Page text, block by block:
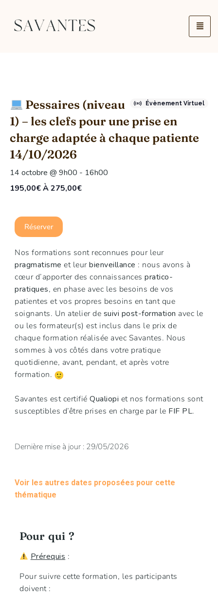
Évènement Virtuel
Pessaires (niveau
1) – les clefs pour une prise en
charge adaptée à chaque patiente
14/10/2026
14 octobre @ 9h00 - 16h00
195,00€ À 275,00€
Réserver
Nos formations sont reconnues pour leur
pragmatisme et leurbienveillance : nous avons à
cœur d’apporter des connaissances pratico-
pratiques, en phase avec les besoins de vos
patientes et vos propres besoins en tant que
soignants. Un atelier de suivi post-formation avec le
ou les formateur(s) est inclus dans le prix de
chaque formation réalisée avec Savantes. Nous
sommes à vos côtés dans votre pratique
quotidienne, avant, pendant, et après votre
formation.
Savantes est certifié Qualiopi et nos formations sont
susceptibles d’être prises en charge par le FIF PL.
Dernière mise à jour : 29/05/2026
Voir les autres dates proposées pour cette
thématique
Pour qui ?
Prérequis :
Pour suivre cette formation, les participants
doivent :